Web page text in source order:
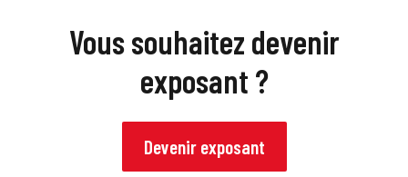
Vous souhaitez devenir
exposant ?
Devenir exposant